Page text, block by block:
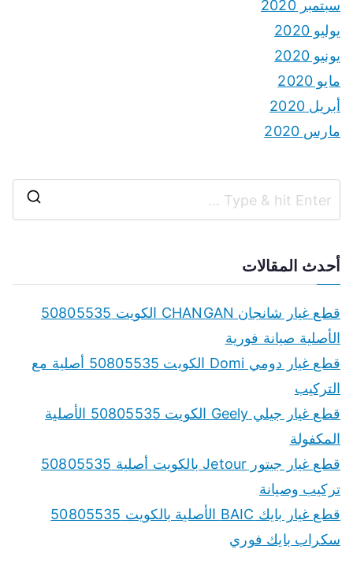
سبتمبر 2020
يوليو 2020
يونيو 2020
مايو 2020
أبريل 2020
مارس 2020
r
أحدث المقالات
قطع غيار شانجان CHANGAN الكويت 50805535
الأصلية صيانة فورية
قطع غيار دومي Domi الكويت 50805535 أصلية مع
التركيب
قطع غيار جيلي Geely الكويت 50805535 الأصلية
المكفولة
قطع غيار جيتور Jetour بالكويت أصلية 50805535
تركيب وصيانة
قطع غيار بايك BAIC الأصلية بالكويت 50805535
سكراب بايك فوري